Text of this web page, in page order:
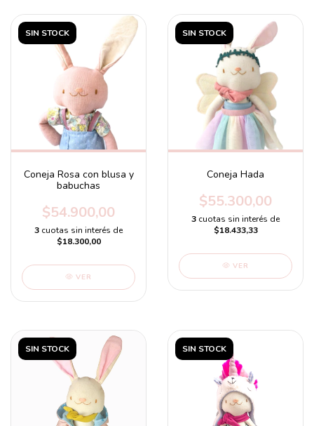
SIN STOCK
Coneja Rosa con blusa y
babuchas
$54.900,00
3 cuotas sin interés de
$18.300,00
VER
SIN STOCK
Coneja Hada
$55.300,00
3 cuotas sin interés de
$18.433,33
VER
SIN STOCK SIN STOCK